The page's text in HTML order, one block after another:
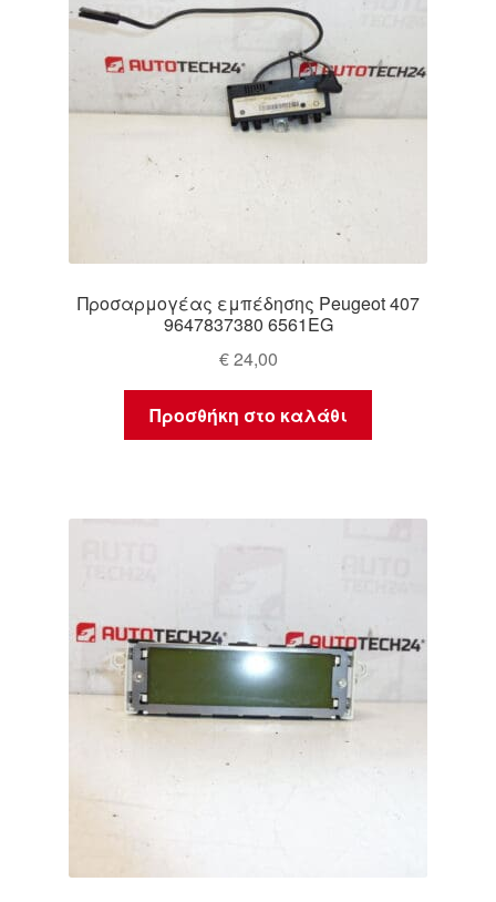
Προσαρμογέας εμπέδησης Peugeot 407
9647837380 6561EG
€24,00
Προσθήκη στο καλάθι